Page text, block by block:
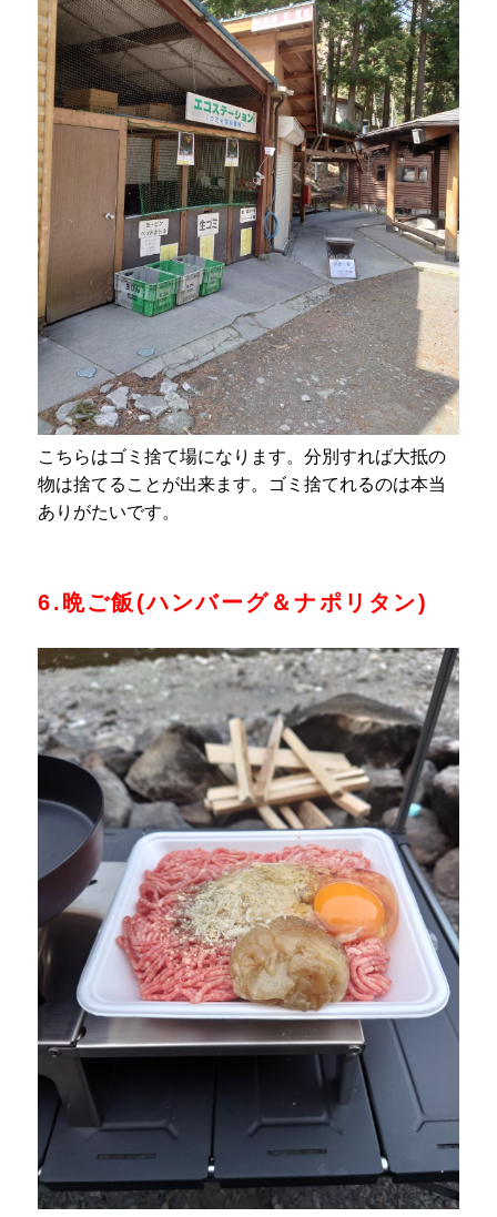
こちらはゴミ捨て場になります。分別すれば大抵の
物は捨てることが出来ます。ゴミ捨てれるのは本当
ありがたいです。
6.晩ご飯(ハンバーグ＆ナポリタン)